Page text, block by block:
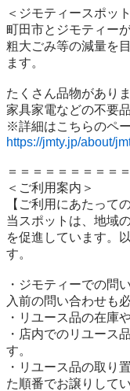
＜ジモティースポッ
町田市とジモティー
粗⼤ごみ等の減量を
ます。
たくさん品物があり
家具家電などの不要
https://jmty.jp/about/
＝＝＝＝＝＝＝＝＝
＜ご利用案内＞
【ご利用にあたって
当スポットは、地域
を促進しています。
す。
・ジモティーでの問
入前の問い合わせも
・リユース品の在庫
・店内でのリユース
す。
・リユース品の取り
た順番でお譲りしてい